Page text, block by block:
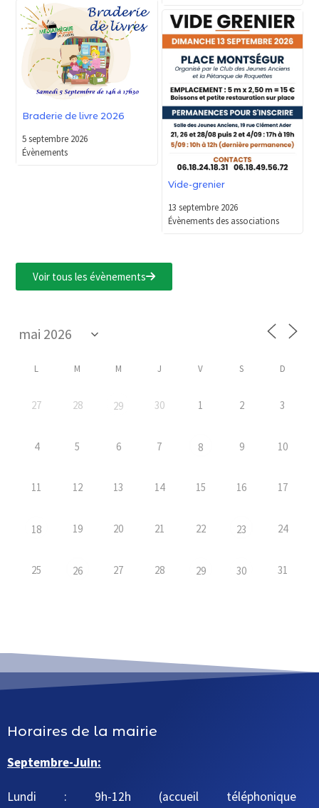
Braderie de livre 2026
5 septembre 2026
Évènements
Vide-grenier
13 septembre 2026
Évènements des associations
Voir tous les évènements
L M M J V S D
27 28 29 30 1 2 3
4 5 6 7 8 9 10
11 12 13 14 15 16 17
18 19 20 21 22 23 24
25 26 27 28 29 30 31
Horaires de la mairie
Septembre-Juin:
Lundi : 9h-12h (accueil téléphonique